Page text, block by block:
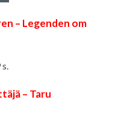
– Legenden om
– Taru